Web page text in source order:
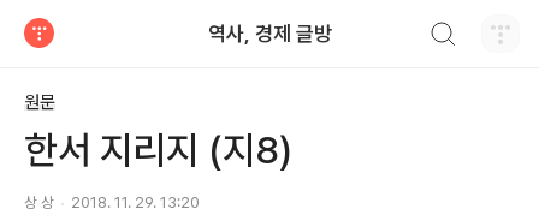
역사, 경제 글방
원문
한서 지리지 (지8)
상 상 2018. 11. 29. 13:20